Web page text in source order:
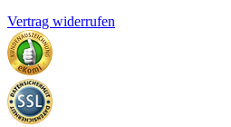
Vertrag widerrufen